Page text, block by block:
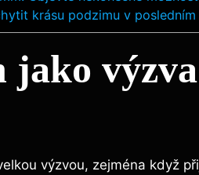
krásu podzimu v posledním
jako
výzvou, zejména když